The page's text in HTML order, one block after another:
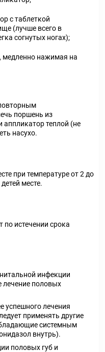
с таблеткой
(лучше всего в
согнутых ногах);
медленно нажимая на
поршень из
теплой (не
насухо.
при температуре от 2 до
месте.
по истечении срока
инфекции
лечение половых
успешного лечения
применять другие
системным
внутрь).
половых губ и